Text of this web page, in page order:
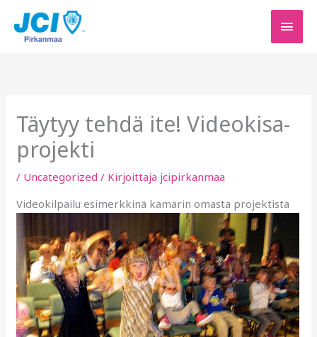
sisältöön
Täytyy tehdä ite! Videokisa-
projekti
/ Uncategorized / Kirjoittaja jcipirkanmaa
Videokilpailu esimerkkinä kamarin omasta projektista